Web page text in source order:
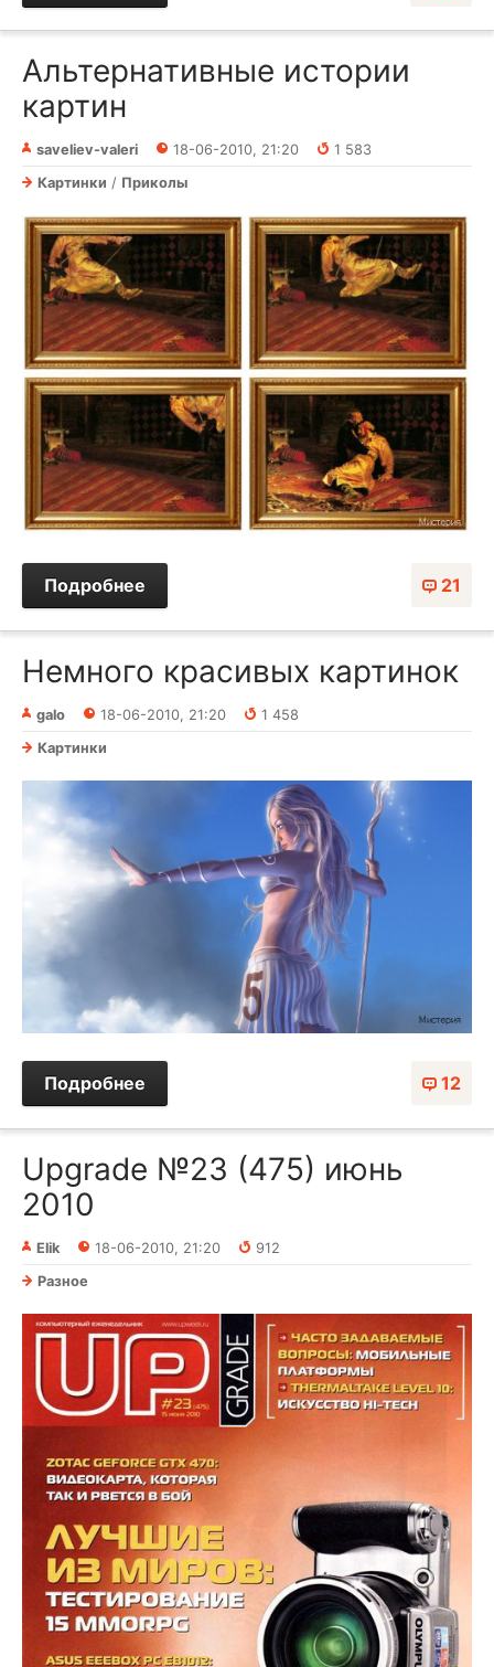
Альтернативные истории
картин
saveliev-valeri 18-06-2010, 21:20
1 583
Картинки / Приколы
21
Подробнее
Немного красивых картинок
galo 18-06-2010, 21:20
1 458
Картинки
12
Подробнее
Upgrade №23 (475) июнь
2010
Elik 18-06-2010, 21:20
912
Разное